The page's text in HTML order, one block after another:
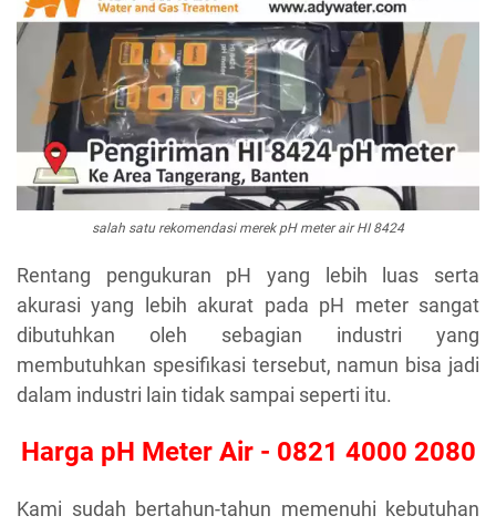
salah satu rekomendasi merek pH meter air HI 8424
Rentang pengukuran pH yang lebih luas serta
akurasi yang lebih akurat pada pH meter sangat
dibutuhkan oleh sebagian industri yang
membutuhkan spesifikasi tersebut, namun bisa jadi
dalam industri lain tidak sampai seperti itu.
Harga pH Meter Air - 0821 4000 2080
Kami sudah bertahun-tahun memenuhi kebutuhan